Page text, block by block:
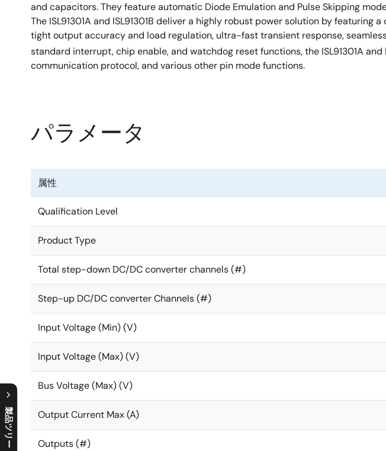
製品ツリー
C
l
o
s
e
p
r
o
d
u
c
t
t
r
e
e
m
e
n
O
p
e
n
p
r
o
d
u
c
t
t
r
e
e
m
e
n
and capacitors. They feature automatic Diode Emulation and Pulse Skipping
The ISL91301A and ISL91301B deliver a highly robust power solution by
tight output accuracy and load regulation, ultra-fast transient response,
standard interrupt, chip enable, and watchdog reset functions, the ISL91301A and
communication protocol, and various other pin mode functions.
パラメータ
属性
Qualification Level
Product Type
Total step-down DC/DC converter channels (#)
Step-up DC/DC converter Channels (#)
Input Voltage (Min) (V)
Input Voltage (Max) (V)
Bus Voltage (Max) (V)
Output Current Max (A)
Outputs (#)